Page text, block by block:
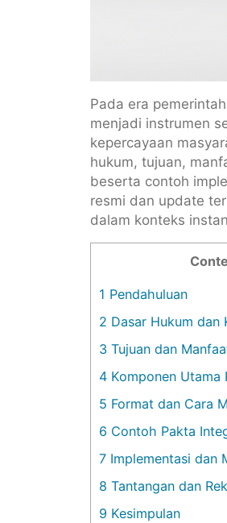
Pada era
menjadi instrumen
kepercayaan
hukum, tujuan,
beserta contoh
resmi dan update
dalam konteks
1 Pendahuluan
2 Dasar Hukum dan
3 Tujuan dan
4 Komponen Utama
5 Format dan Cara
6 Contoh Pakta
7 Implementasi dan
8 Tantangan dan
9 Kesimpulan